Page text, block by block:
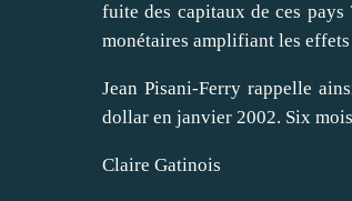
fuite des capitaux de ces pays
monétaires amplifiant les
Jean Pisani-Ferry rappelle
dollar en janvier 2002. Six
Claire Gatinois